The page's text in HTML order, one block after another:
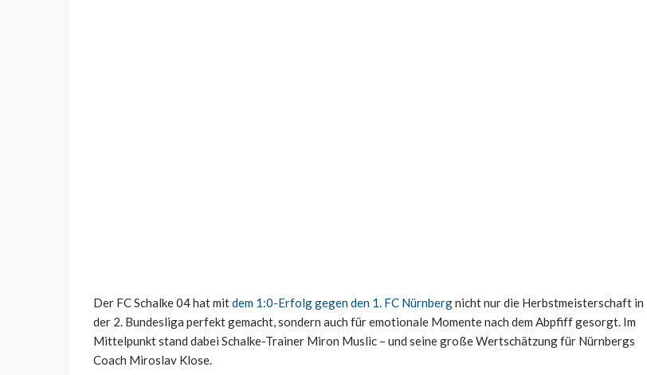
Der FC Schalke 04 hat mitdem 1:0-Erfolg gegen den 1. FC Nürnbergnicht nur die Herbstmeisterschaft in
der 2. Bundesliga perfekt gemacht, sondern auch für emotionale Momente nach dem Abpfiff gesorgt. Im
Mittelpunkt stand dabei Schalke-Trainer Miron Muslic – und seine große Wertschätzung für Nürnbergs
Coach Miroslav Klose.